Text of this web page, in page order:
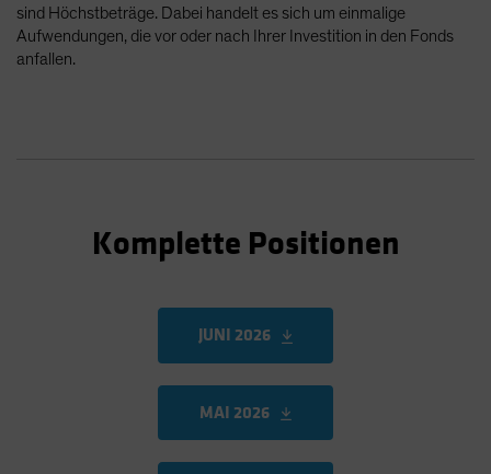
sind Höchstbeträge. Dabei handelt es sich um einmalige
Aufwendungen, die vor oder nach Ihrer Investition in den Fonds
anfallen.
Komplette Positionen
JUNI 2026
MAI 2026